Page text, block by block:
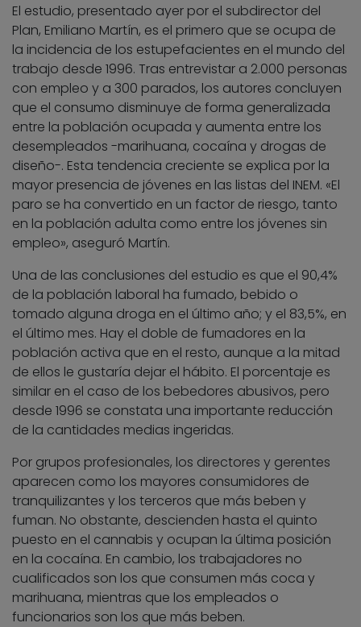
El estudio, presentado ayer por el subdirector del
Plan, Emiliano Martín, es el primero que se ocupa de
la incidencia de los estupefacientes en el mundo del
trabajo desde 1996. Tras entrevistar a 2.000 personas
con empleo y a 300 parados, los autores concluyen
que el consumo disminuye de forma generalizada
entre la población ocupada y aumenta entre los
desempleados -marihuana, cocaína y drogas de
diseño-. Esta tendencia creciente se explica por la
mayor presencia de jóvenes en las listas del INEM. «El
paro se ha convertido en un factor de riesgo, tanto
en la población adulta como entre los jóvenes sin
empleo», aseguró Martín.
Una de las conclusiones del estudio es que el 90,4%
de la población laboral ha fumado, bebido o
tomado alguna droga en el último año; y el 83,5%, en
el último mes. Hay el doble de fumadores en la
población activa que en el resto, aunque a la mitad
de ellos le gustaría dejar el hábito. El porcentaje es
similar en el caso de los bebedores abusivos, pero
desde 1996 se constata una importante reducción
de la cantidades medias ingeridas.
Por grupos profesionales, los directores y gerentes
aparecen como los mayores consumidores de
tranquilizantes y los terceros que más beben y
fuman. No obstante, descienden hasta el quinto
puesto en el cannabis y ocupan la última posición
en la cocaína. En cambio, los trabajadores no
cualificados son los que consumen más coca y
marihuana, mientras que los empleados o
funcionarios son los que más beben.